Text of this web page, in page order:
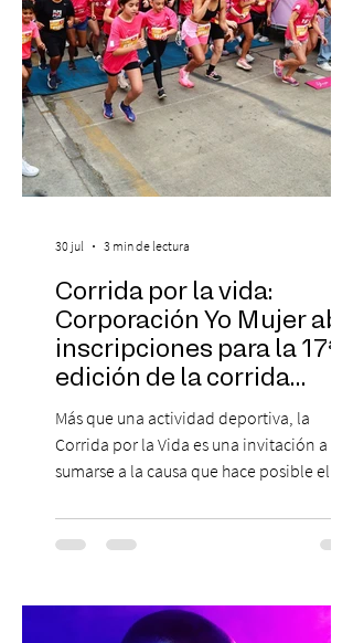
Corrida por la vida:
Corporación Yo Mujer abre
inscripciones para la 17ª
edición de la corrida
solidaria
Más que una actividad deportiva, la
Corrida por la Vida es una invitación a
sumarse a la causa que hace posible el
desarrolla durante todo el año: brindar
orientación, contención y apoyo
experiencia del cáncer de mama y a sus
familias, además de impulsar la detección
30 jul 3 min de lectura